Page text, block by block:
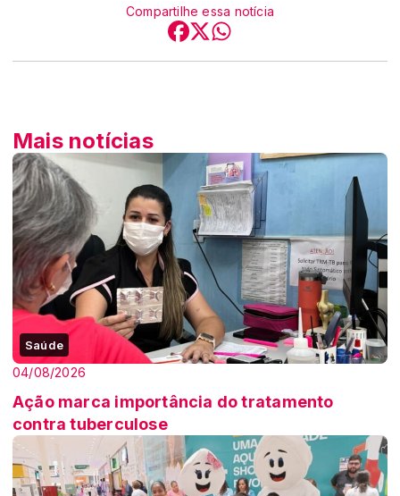
Compartilhe essa notícia
Mais notícias
Saúde
04/08/2026
Ação marca importância do tratamento
contra tuberculose